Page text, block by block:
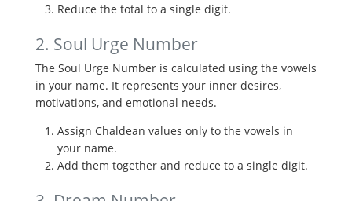
Reduce the total to a single digit.
2. Soul Urge Number
The Soul Urge Number is calculated using the vowels
in your name. It represents your inner desires,
motivations, and emotional needs.
Assign Chaldean values only to the vowels in
your name.
Add them together and reduce to a single digit.